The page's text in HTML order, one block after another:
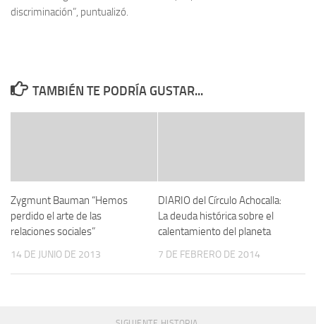
discriminación”, puntualizó.
TAMBIÉN TE PODRÍA GUSTAR...
Zygmunt Bauman “Hemos
perdido el arte de las
relaciones sociales”
14 DE JUNIO DE 2013
DIARIO del Círculo Achocalla:
La deuda histórica sobre el
calentamiento del planeta
7 DE FEBRERO DE 2014